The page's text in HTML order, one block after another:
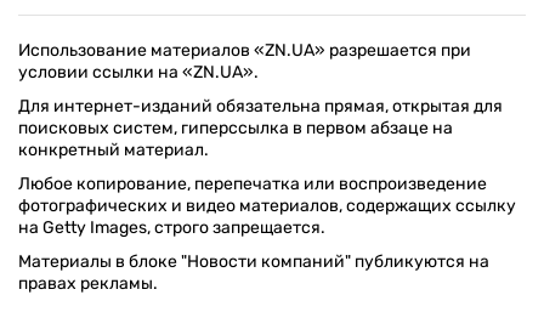
Использование материалов «ZN.UA» разрешается при
условии ссылки на «ZN.UA».
Для интернет-изданий обязательна прямая, открытая для
поисковых систем, гиперссылка в первом абзаце на
конкретный материал.
Любое копирование, перепечатка или воспроизведение
фотографических и видео материалов, содержащих ссылку
на Getty Images, строго запрещается.
Материалы в блоке "Новости компаний" публикуются на
правах рекламы.